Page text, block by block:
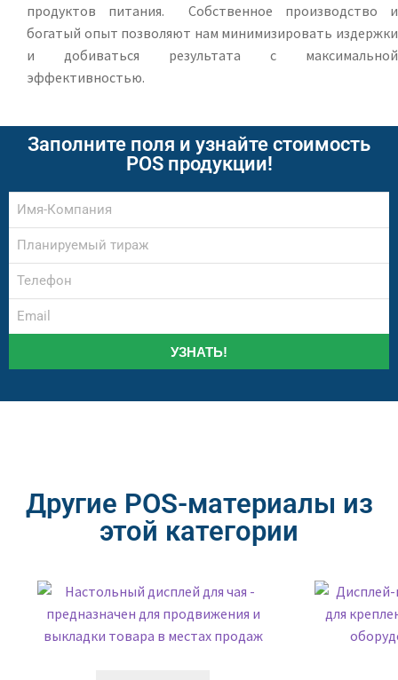
продуктов питания. Собственное производство и
богатый опыт позволяют нам минимизировать издержки
и добиваться результата с максимальной
эффективностью.
Заполните поля и узнайте стоимость
POS продукции!
УЗНАТЬ!
Другие POS-материалы из
этой категории